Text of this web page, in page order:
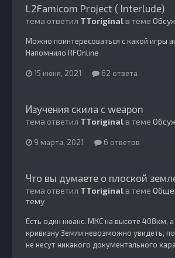
L2Famicom Project ( Interlude)
тема ответил TToriginalв теме
Можно поинтересоваться с какой игры
Напомнило RFOnline
15 июня, 2021 62 ответа
Изучения скила с weapon
тема ответил TToriginalв теме
9 марта, 2021 6 ответов
Что вы думаете о плоской
тема ответил TToriginalв теме
тему
Есть один нюанс. МКС на высоте 408км,
кривизну Земли невозможно увидеть,
не несут никакого документального